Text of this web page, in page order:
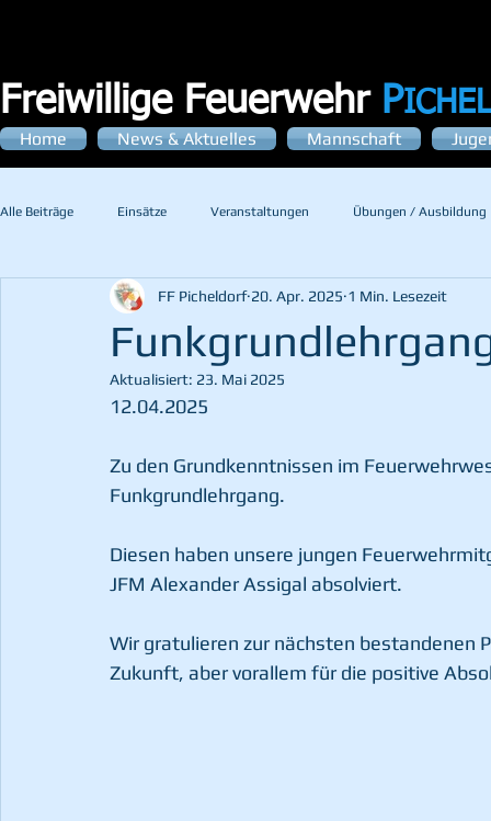
Freiwillige Feuerwehr P
Home News & Aktuelles Mannschaft
Alle Beiträge Einsätze Veranstaltungen Übungen / Ausbildung
FF Picheldorf 20. Apr. 2025 1 Min. Lesezeit
Aktualisiert: 23. Mai 2025
12.04.2025
Zu den Grundkenntnissen im
Funkgrundlehrgang.
Diesen haben unsere jungen
JFM Alexander Assigal absolviert.
Wir gratulieren zur nächsten bestandenen
Zukunft, aber vorallem für die positive